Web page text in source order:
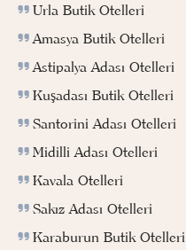
Urla Butik Otelleri
Amasya Butik Otelleri
Astipalya Adası Otelleri
Kuşadası Butik Otelleri
Santorini Adası Otelleri
Midilli Adası Otelleri
Kavala Otelleri
Sakız Adası Otelleri
Karaburun Butik Otelleri